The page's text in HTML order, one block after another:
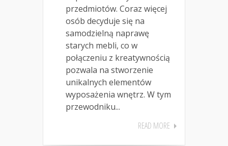
przedmiotów. Coraz więcej
osób decyduje się na
samodzielną naprawę
starych mebli, co w
połączeniu z kreatywnością
pozwala na stworzenie
unikalnych elementów
wyposażenia wnętrz. W tym
przewodniku...
READ MORE